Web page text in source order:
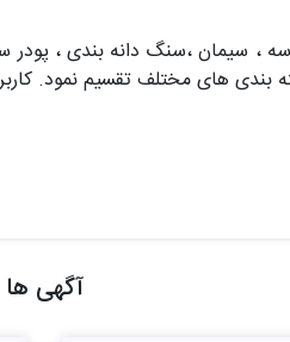
، سیمان ،سنگ دانه بندی ،
بندی های مختلف تقسیم نمود.
آگهی ها